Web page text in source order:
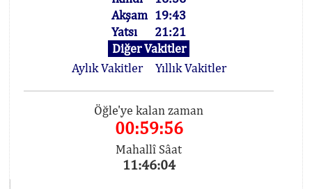
Akşam 19:43
Yatsı
21:21
Diğer Vakitler
Aylık Vakitler
Yıllık Vakitler
Öğle'ye kalan zaman
00:59:56
Mahallî Sâat
11:46:04